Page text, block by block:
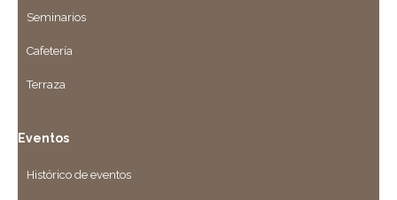
Seminarios
Cafetería
Terraza
Eventos
Histórico de eventos